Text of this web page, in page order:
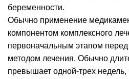
беременности.
Обычно применение
компонентом комплексного
первоначальным этапом перед
методом лечения. Обычно
превышает одной-трех недель,